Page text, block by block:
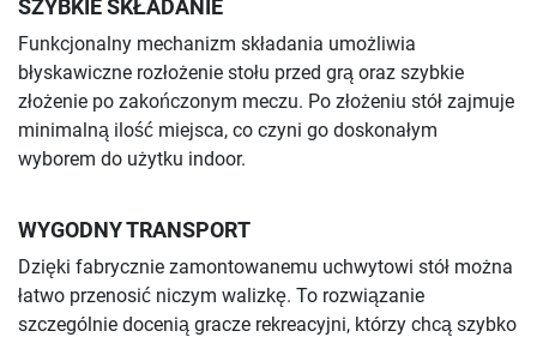
SZYBKIE SKŁADANIE
Funkcjonalny mechanizm składania umożliwia
błyskawiczne rozłożenie stołu przed grą oraz szybkie
złożenie po zakończonym meczu. Po złożeniu stół zajmuje
minimalną ilość miejsca, co czyni go doskonałym
wyborem do użytku indoor.
WYGODNY TRANSPORT
Dzięki fabrycznie zamontowanemu uchwytowi stół można
łatwo przenosić niczym walizkę. To rozwiązanie
szczególnie docenią gracze rekreacyjni, którzy chcą szybko